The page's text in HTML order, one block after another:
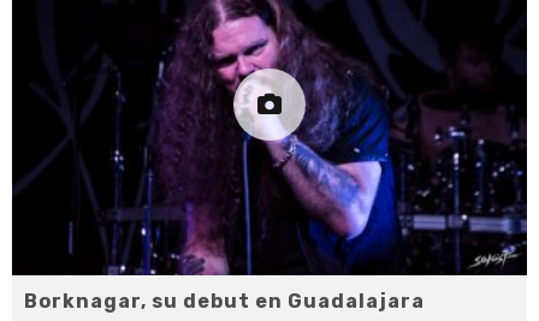
Borknagar, su debut en Guadalajara